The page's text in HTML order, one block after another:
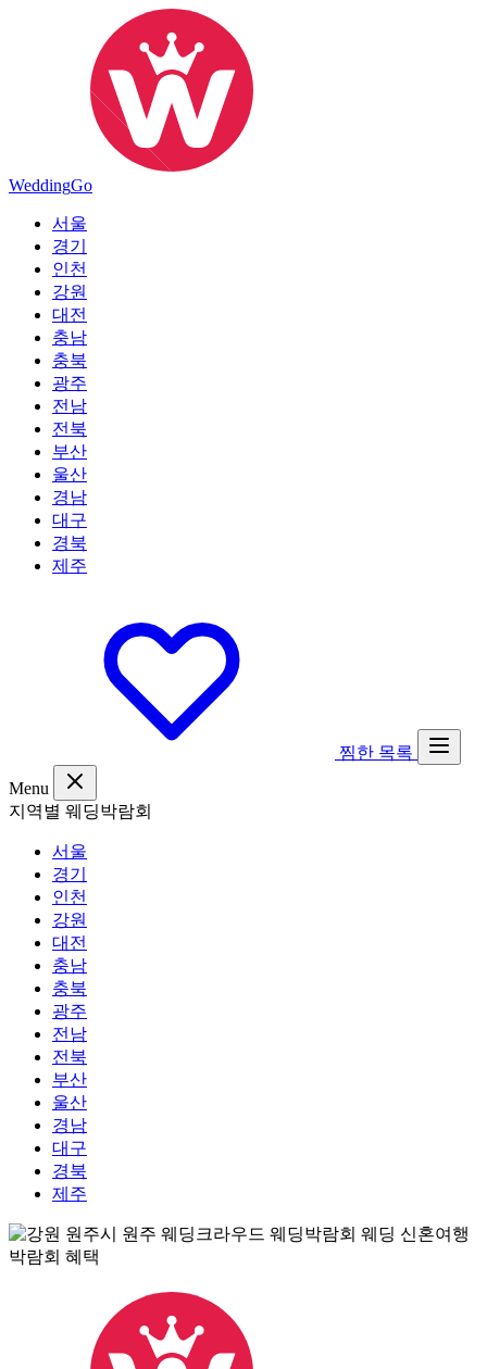
WeddingGo
서울
경기
인천
강원
대전
충남
충북
광주
전남
전북
부산
울산
경남
대구
경북
제주
찜한 목록
Menu
지역별 웨딩박람회
서울
경기
인천
강원
대전
충남
충북
광주
전남
전북
부산
울산
경남
대구
경북
제주